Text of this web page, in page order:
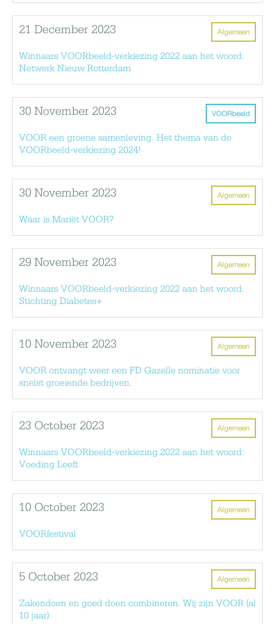
Algemeen
21 December 2023
Winnaars VOORbeeld-verkiezing 2022 aan het woord:
Netwerk Nieuw Rotterdam
VOORbeeld
30 November 2023
VOOR een groene samenleving. Het thema van de
VOORbeeld-verkiezing 2024!
Algemeen
30 November 2023
Waar is Mariët VOOR?
Algemeen
29 November 2023
Winnaars VOORbeeld-verkiezing 2022 aan het woord:
Stichting Diabetes+
Algemeen
10 November 2023
VOOR ontvangt weer een FD Gazelle nominatie voor
snelst groeiende bedrijven.
Algemeen
23 October 2023
Winnaars VOORbeeld-verkiezing 2022 aan het woord:
Voeding Leeft
Algemeen
10 October 2023
VOORfestival
Algemeen
5 October 2023
Zakendoen en goed doen combineren. Wij zijn VOOR (al
10 jaar)